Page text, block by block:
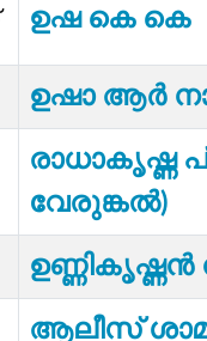
ഉഷ കെ കെ
ഉഷാ ആർ
രാധാകൃഷ്ണ
വേരുങ്കൽ)
ഉണ്ണികൃഷ്ണന്‍
ആലീസ്